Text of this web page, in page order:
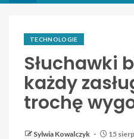
TECHNOLOGIE
Słuchawki
każdy
trochę
Sylwia Kowalczyk 15